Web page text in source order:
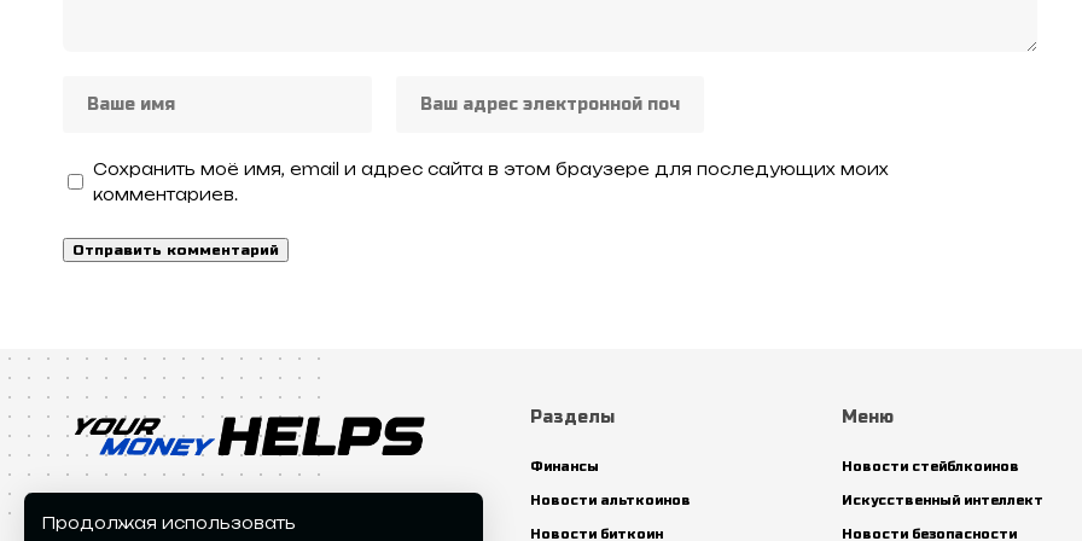
Продолжая использовать
Сохранить моё имя, email и адрес сайта в этом браузере для последующих моих
комментариев.
Разделы
Финансы
Новости альткоинов
Новости биткоин
Меню
Новости стейблкоинов
Искусственный интеллект
Новости безопасности